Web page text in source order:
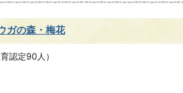
ガの森・梅花
認定90人）